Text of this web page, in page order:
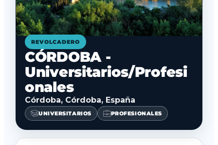
REVOLCADERO
CÓRDOBA -
Universitarios/Profesi
onales
Córdoba, Córdoba, España
UNIVERSITARIOS PROFESIONALES